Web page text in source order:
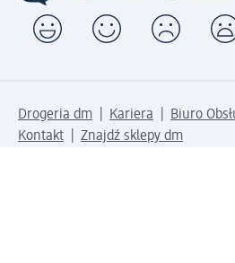
Drogeria dm Kariera
Biuro
Kontakt
Znajdź sklepy dm